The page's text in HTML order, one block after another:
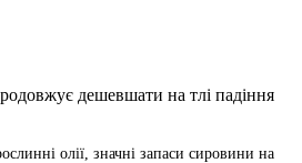
олії, значні запаси сировини на